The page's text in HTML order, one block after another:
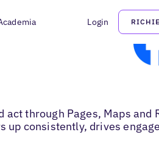
Login
act through Pages, Maps
up consistently, drives